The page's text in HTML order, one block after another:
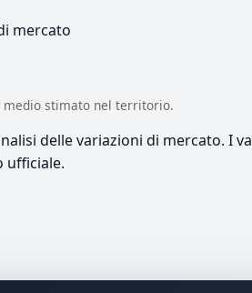
mercato
medio stimato nel territorio.
delle variazioni di mercato. I
ufficiale.